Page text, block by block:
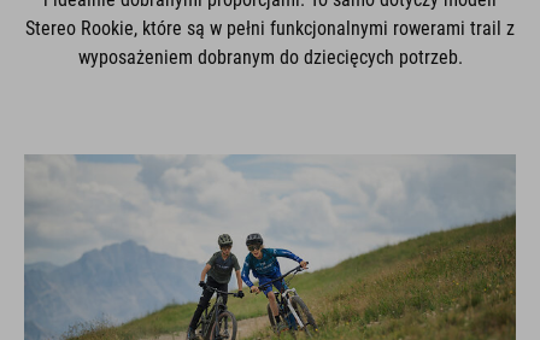
Stereo Rookie, które są w pełni funkcjonalnymi rowerami trail z
wyposażeniem dobranym do dziecięcych potrzeb.